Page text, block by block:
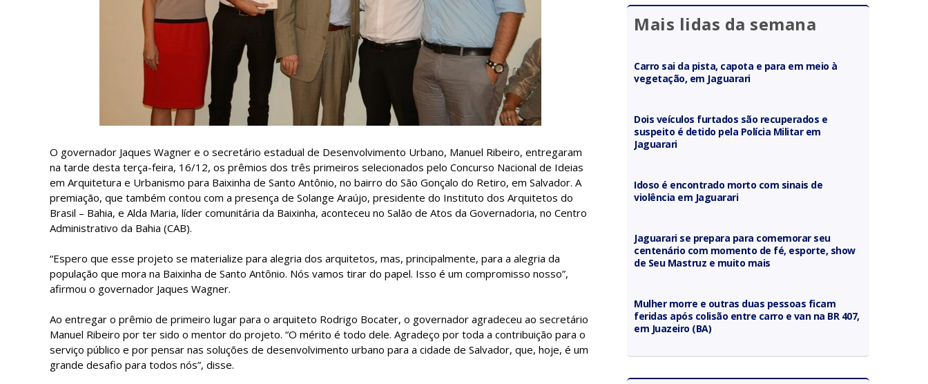
O governador Jaques Wagner e o secretário estadual de Desenvolvimento Urbano, Manuel Ribeiro, entregaram
na tarde desta terça-feira, 16/12, os prêmios dos três primeiros selecionados pelo Concurso Nacional de Ideias
em Arquitetura e Urbanismo para Baixinha de Santo Antônio, no bairro do São Gonçalo do Retiro, em Salvador. A
premiação, que também contou com a presença de Solange Araújo, presidente do Instituto dos Arquitetos do
Brasil – Bahia, e Alda Maria, líder comunitária da Baixinha, aconteceu no Salão de Atos da Governadoria, no Centro
Administrativo da Bahia (CAB).
“Espero que esse projeto se materialize para alegria dos arquitetos, mas, principalmente, para a alegria da
população que mora na Baixinha de Santo Antônio. Nós vamos tirar do papel. Isso é um compromisso nosso”,
afirmou o governador Jaques Wagner.
Ao entregar o prêmio de primeiro lugar para o arquiteto Rodrigo Bocater, o governador agradeceu ao secretário
Manuel Ribeiro por ter sido o mentor do projeto. “O mérito é todo dele. Agradeço por toda a contribuição para o
serviço público e por pensar nas soluções de desenvolvimento urbano para a cidade de Salvador, que, hoje, é um
grande desafio para todos nós”, disse.
Mais lidas da semana
Carro sai da pista, capota e para em meio à
vegetação, em Jaguarari
Dois veículos furtados são recuperados e
suspeito é detido pela Polícia Militar em
Jaguarari
Idoso é encontrado morto com sinais de
violência em Jaguarari
Jaguarari se prepara para comemorar seu
centenário com momento de fé, esporte, show
de Seu Mastruz e muito mais
Mulher morre e outras duas pessoas ficam
feridas após colisão entre carro e van na BR 407,
em Juazeiro (BA)